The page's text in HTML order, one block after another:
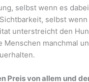
selbst wenn es
selbst
unterstreicht den
manchmal
Preis von allem und